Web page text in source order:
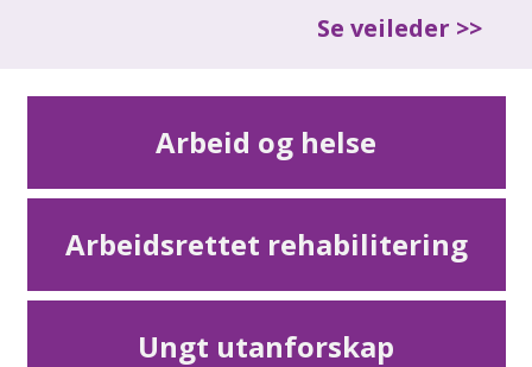
Se veileder >>
Arbeid og helse
Arbeidsrettet rehabilitering
Ungt utanforskap